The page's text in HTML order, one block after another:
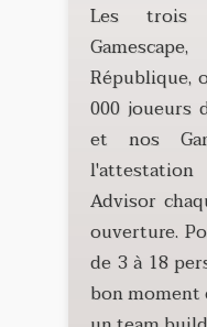
Les trois
République,
000 joueurs
et nos
Advisor
ouverture.
de 3 à 18
bon moment